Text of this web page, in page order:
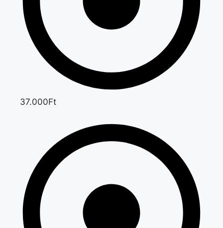
37.000Ft